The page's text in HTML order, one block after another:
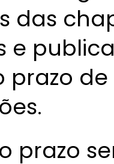
das
e
prazo
prazo